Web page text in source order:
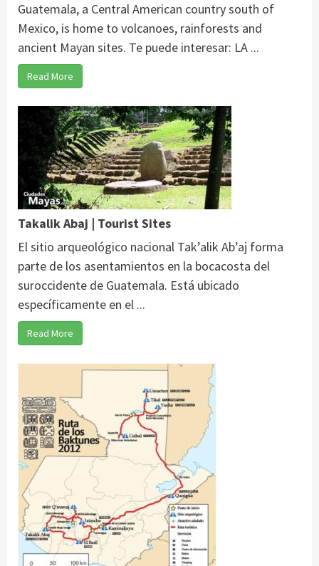
Guatemala, a Central American country south of
Mexico, is home to volcanoes, rainforests and
ancient Mayan sites. Te puede interesar: LA ...
Read More
Takalik Abaj | Tourist Sites
El sitio arqueológico nacional Tak’alik Ab’aj forma
parte de los asentamientos en la bocacosta del
suroccidente de Guatemala. Está ubicado
específicamente en el ...
Read More